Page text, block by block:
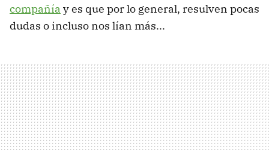
compañía y es que por lo general, resulven pocas
dudas o incluso nos lían más...